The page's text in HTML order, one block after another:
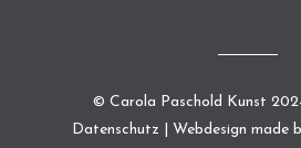
© Carola Paschold Kunst
Datenschutz
| Webdesign made